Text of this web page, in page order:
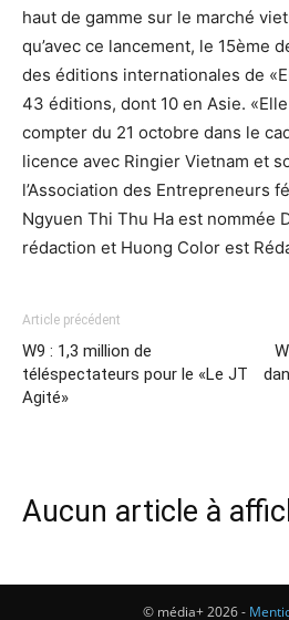
haut de gamme sur le marché
qu’avec ce lancement, le 15ème
des éditions internationales de
43 éditions, dont 10 en Asie.
compter du 21 octobre dans le
licence avec Ringier Vietnam et
l’Association des Entrepreneurs
Ngyuen Thi Thu Ha est nommée
rédaction et Huong Color est
Article précédent
W9 : 1,3 million de
téléspectateurs pour le «Le JT
Agité»
Aucun article à
© média+ 2026 -